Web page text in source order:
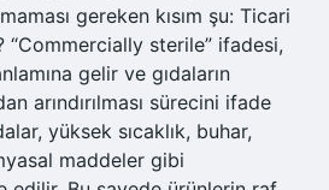
gereken kısım şu: Ticari
sterile” ifadesi,
gelir ve gıdaların
arındırılması sürecini ifade
yüksek sıcaklık, buhar,
maddeler gibi